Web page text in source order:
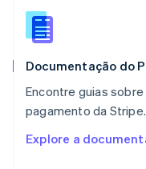
Documentação do
Encontre guias
pagamento da Stripe.
Explore a
Português
RAE de Hong
Reino Unido
República Tcheca
English
English